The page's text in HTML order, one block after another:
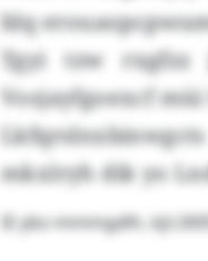
blq
Tgyi tzw
Vosjayfgoexcf
mkxlryh dik yo
© ybz-mmmgdlh,